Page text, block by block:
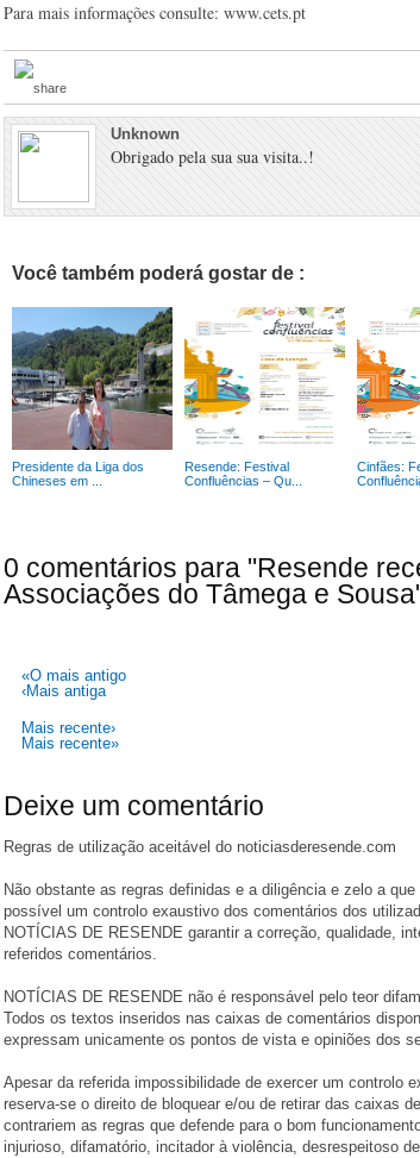
Para mais informações consulte: www.cets.pt
Unknown
Obrigado pela sua sua visita..!
Você também poderá gostar de :
Presidente da Liga dos
Chineses em ...
Resende: Festival
Confluências – Qu...
Cinfães:
0 comentários para "Resende
Associações do Tâmega e
«O mais antigo
‹Mais antiga
Mais recente›
Mais recente»
Deixe um comentário
Regras de utilização aceitável do noticiasderesende.com
Não obstante as regras definidas e a diligência e zelo a
possível um controlo exaustivo dos comentários dos
NOTÍCIAS DE RESENDE garantir a correção, qualidade,
referidos comentários.
NOTÍCIAS DE RESENDE não é responsável pelo teor
Todos os textos inseridos nas caixas de comentários
expressam unicamente os pontos de vista e opiniões dos
Apesar da referida impossibilidade de exercer um controlo
reserva-se o direito de bloquear e/ou de retirar das caixas
contrariem as regras que defende para o bom
injurioso, difamatório, incitador à violência, desrespeitoso